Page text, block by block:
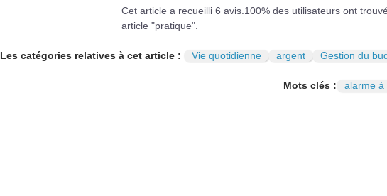
Cet article a recueilli 6 avis. 100% des utilisateurs ont
article "pratique".
Les catégories relatives à cet article : Vie quotidienne argent Gestion du
Mots clés : alarme à